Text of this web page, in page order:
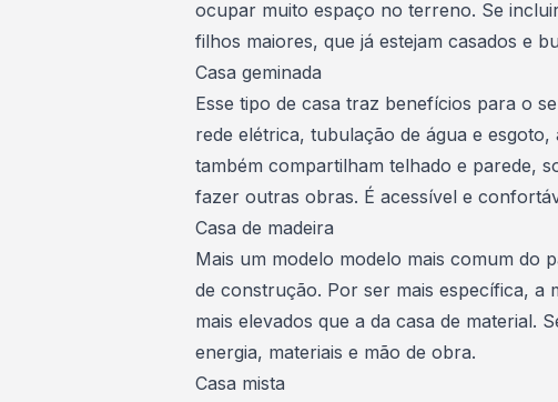
ocupar muito espaço no terreno. Se
filhos maiores, que já estejam casados e
Casa geminada
Esse tipo de casa traz benefícios para o
rede elétrica, tubulação de água e
também compartilham telhado e parede,
fazer outras obras. É acessível e
Casa de madeira
Mais um modelo modelo mais comum do
de construção. Por ser mais específica,
mais elevados que a da casa de material.
energia, materiais e mão de obra.
Casa mista